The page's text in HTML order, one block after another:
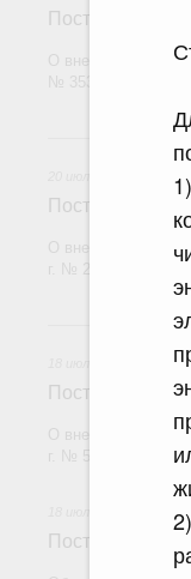
О внесении
О внесении
О внесении